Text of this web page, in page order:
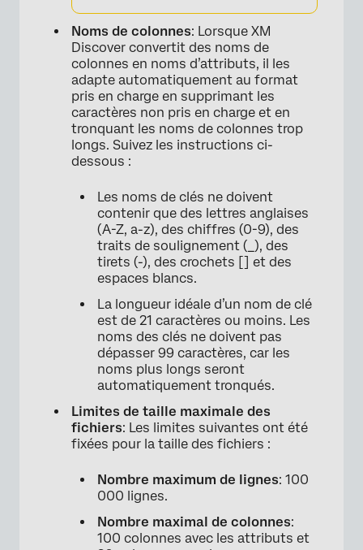
Noms de colonnes: Lorsque XM
Discover convertit des noms de
colonnes en noms d’attributs, il les
adapte automatiquement au format
pris en charge en supprimant les
caractères non pris en charge et en
tronquant les noms de colonnes trop
longs. Suivez les instructions ci-
dessous :
Les noms de clés ne doivent
contenir que des lettres anglaises
(A-Z, a-z), des chiffres (0-9), des
traits de soulignement (_), des
tirets (-), des crochets [] et des
espaces blancs.
La longueur idéale d’un nom de clé
est de 21 caractères ou moins. Les
noms des clés ne doivent pas
dépasser 99 caractères, car les
noms plus longs seront
automatiquement tronqués.
Limites de taille maximale des
fichiers: Les limites suivantes ont été
fixées pour la taille des fichiers :
Nombre maximum de lignes: 100
000 lignes.
Nombre maximal de colonnes:
100 colonnes avec les attributs et